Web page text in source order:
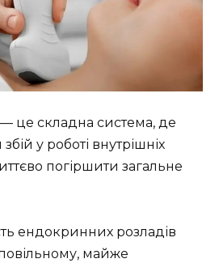
це складна система, де
у роботі внутрішніх
погіршити загальне
ендокринних розладів
майже